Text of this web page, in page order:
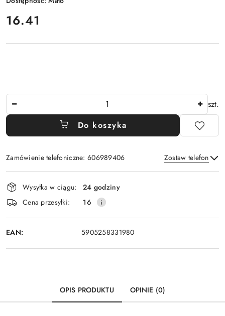
cena:
16.41
szt.
Do koszyka
Zamówienie telefoniczne: 606989406 Zostaw telefon
Wyślij
Dostępność
i
dostawa
Wysyłka w ciągu:
24 godziny
Cena przesyłki:
16
EAN: 5905258331980
OPIS PRODUKTU OPINIE (0)